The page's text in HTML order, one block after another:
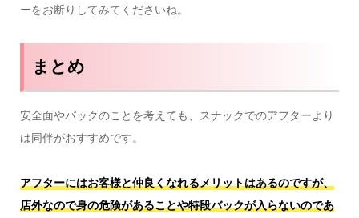
ーをお断りしてみてくださいね。
まとめ
安全面やバックのことを考えても、スナックでのアフターより
は同伴がおすすめです。
アフターにはお客様と仲良くなれるメリットはあるのですが、
店外なので身の危険があることや特段バックが入らないのであ